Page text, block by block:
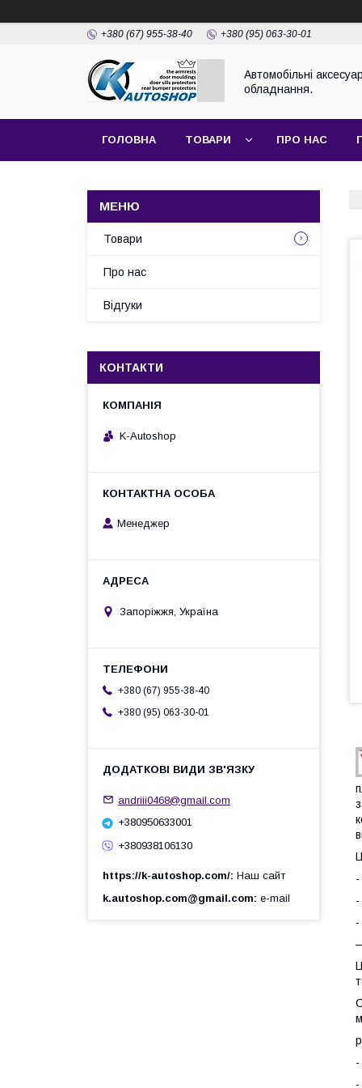
+380 (67) 955-38-40 +380 (95) 063-30-01
Автомобільні
обладнання.
ГОЛОВНА ТОВАРИ ПРО НАС
-
-
-
-
Товари
Про нас
Відгуки
КОНТАКТИ
K-Autoshop
Менеджер
Запоріжжя, Україна
+380 (67) 955-38-40
+380 (95) 063-30-01
andriii0468@gmail.com
+380950633001
+380938106130
https://k-autoshop.com/ Наш сайт
k.autoshop.com@gmail.com e-mail